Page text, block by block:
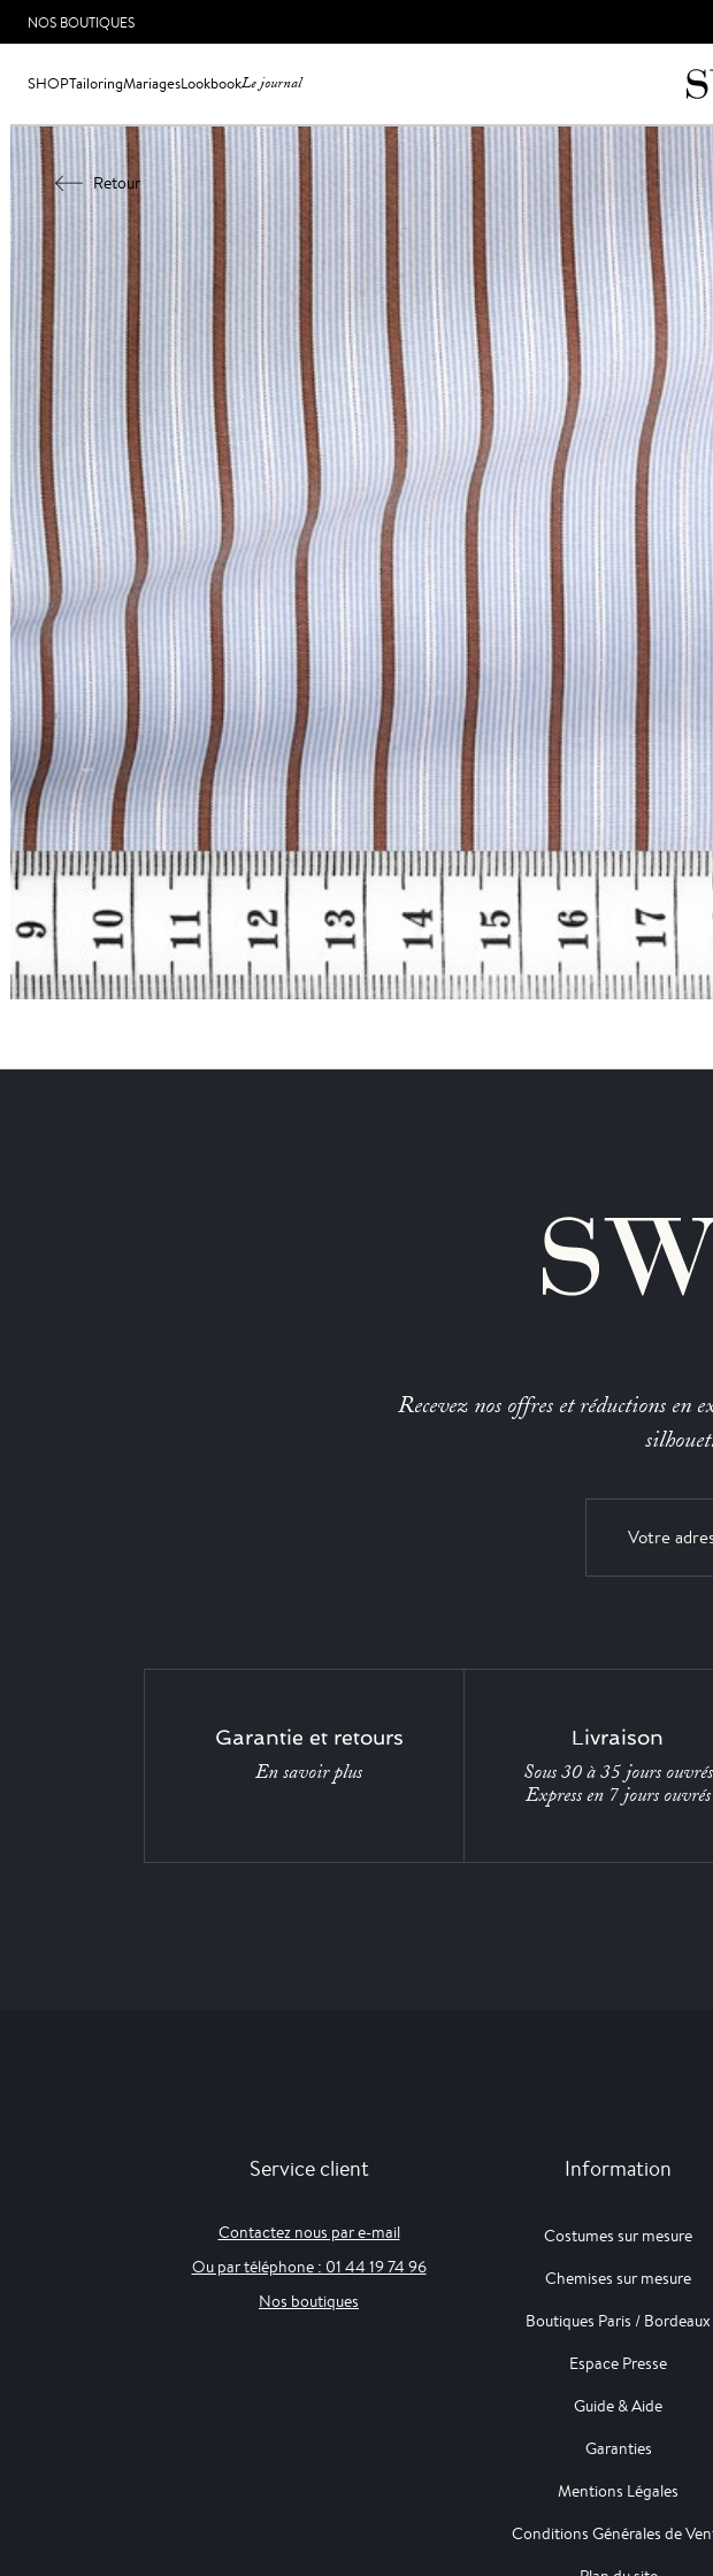
NOS BOUTIQUES
SHOPTailoringMariagesLookbookLe journal
Retour
Recevez nos offres et réductions en
Garantie et retours
En savoir plus
Livraison
Sous 30 à 35 jours ouvrés
Express en 7 jours ouvrés
Service client
Contactez nous par e-mail
Ou par téléphone : 01 44 19 74 96
Nos boutiques
Information
Costumes sur mesure
Chemises sur mesure
Boutiques Paris / Bordeaux
Espace Presse
Guide & Aide
Garanties
Mentions Légales
Conditions Générales de